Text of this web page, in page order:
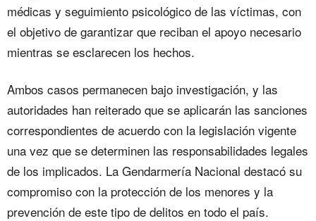
médicas y seguimiento psicológico de las víctimas, con
el objetivo de garantizar que reciban el apoyo necesario
mientras se esclarecen los hechos.
Ambos casos permanecen bajo investigación, y las
autoridades han reiterado que se aplicarán las sanciones
correspondientes de acuerdo con la legislación vigente
una vez que se determinen las responsabilidades legales
de los implicados. La Gendarmería Nacional destacó su
compromiso con la protección de los menores y la
prevención de este tipo de delitos en todo el país.